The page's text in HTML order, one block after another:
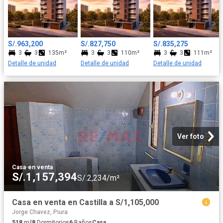
S/.963,200
3 3
135m²
Detalle de unidad
S/.827,750
3 3
110m²
Detalle de unidad
S/.835,275
3 3
111m²
Detalle de unidad
Ver foto
Casa·en venta
S/.1,157,394S/.2,234/m²
Casa en venta en Castilla a S/1,105,000
Jorge Chavez, Piura